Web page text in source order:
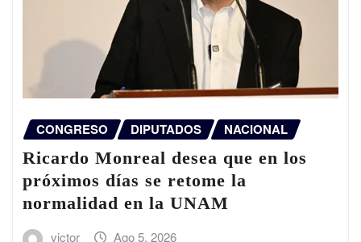
CONGRESO DIPUTADOS NACIONAL
Ricardo Monreal desea que en los
próximos días se retome la
normalidad en la UNAM
victor Ago 5, 2026